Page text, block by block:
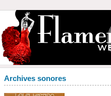
Archives sonores